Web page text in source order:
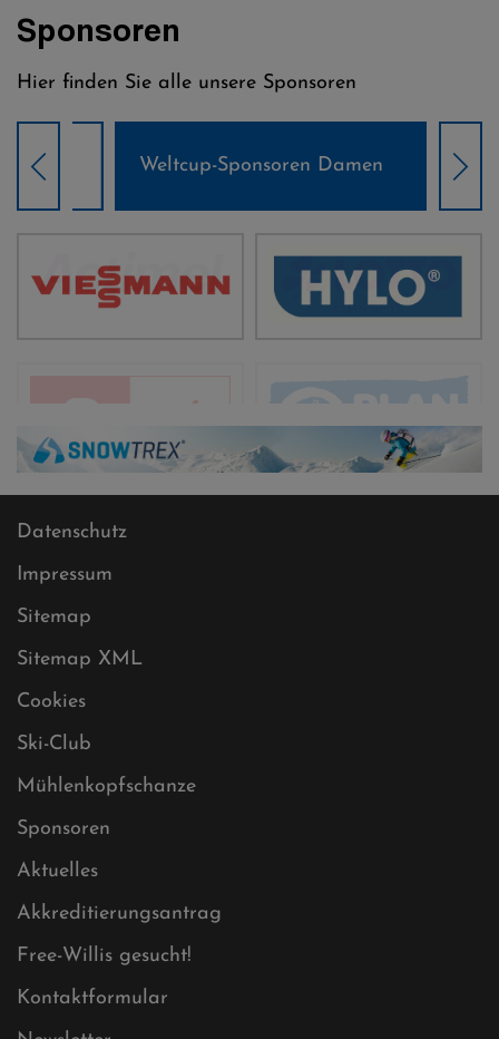
Sponsoren
Hier finden Sie alle unsere Sponsoren
Weltcup-Sponsoren Damen
Datenschutz
Impressum
Sitemap
Sitemap XML
Cookies
Ski-Club
Mühlenkopfschanze